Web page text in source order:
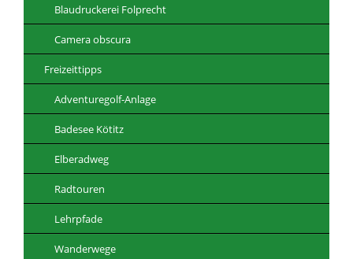
Blaudruckerei Folprecht
Camera obscura
Freizeittipps
Adventuregolf-Anlage
Badesee Kötitz
Elberadweg
Radtouren
Lehrpfade
Wanderwege